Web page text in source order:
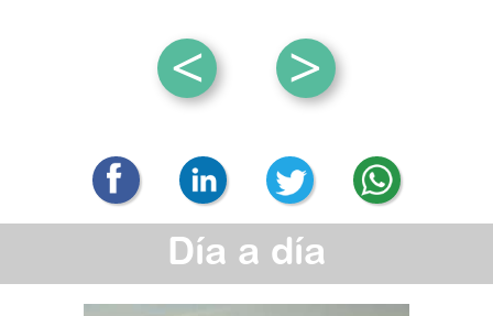
< >
Día a día